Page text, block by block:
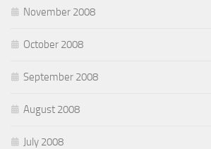
November 2008
October 2008
September 2008
August 2008
July 2008